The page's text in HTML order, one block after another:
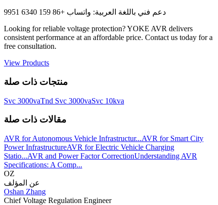
دعم فني باللغة العربية: واتساب +86 159 6340 9951
Looking for reliable voltage protection? YOKE AVR delivers
consistent performance at an affordable price. Contact us today for a
free consultation.
View Products
منتجات ذات صلة
Svc 3000vaTnd Svc 3000vaSvc 10kva
مقالات ذات صلة
AVR for Autonomous Vehicle Infrastructur...AVR for Smart City
Power InfrastructureAVR for Electric Vehicle Charging
Statio...AVR and Power Factor CorrectionUnderstanding AVR
Specifications: A Comp...
OZ
عن المؤلف
Oshan Zhang
Chief Voltage Regulation Engineer